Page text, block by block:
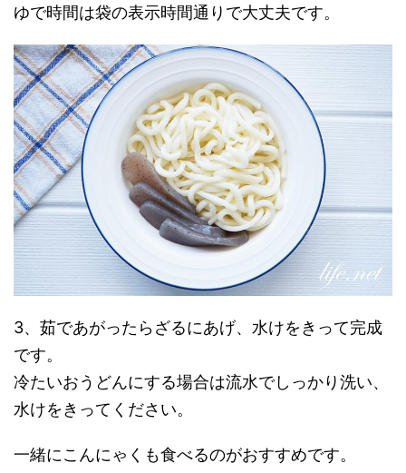
ゆで時間は袋の表示時間通りで大丈夫です。
3、茹であがったらざるにあげ、水けをきって完成
です。
冷たいおうどんにする場合は流水でしっかり洗い、
水けをきってください。
一緒にこんにゃくも食べるのがおすすめです。